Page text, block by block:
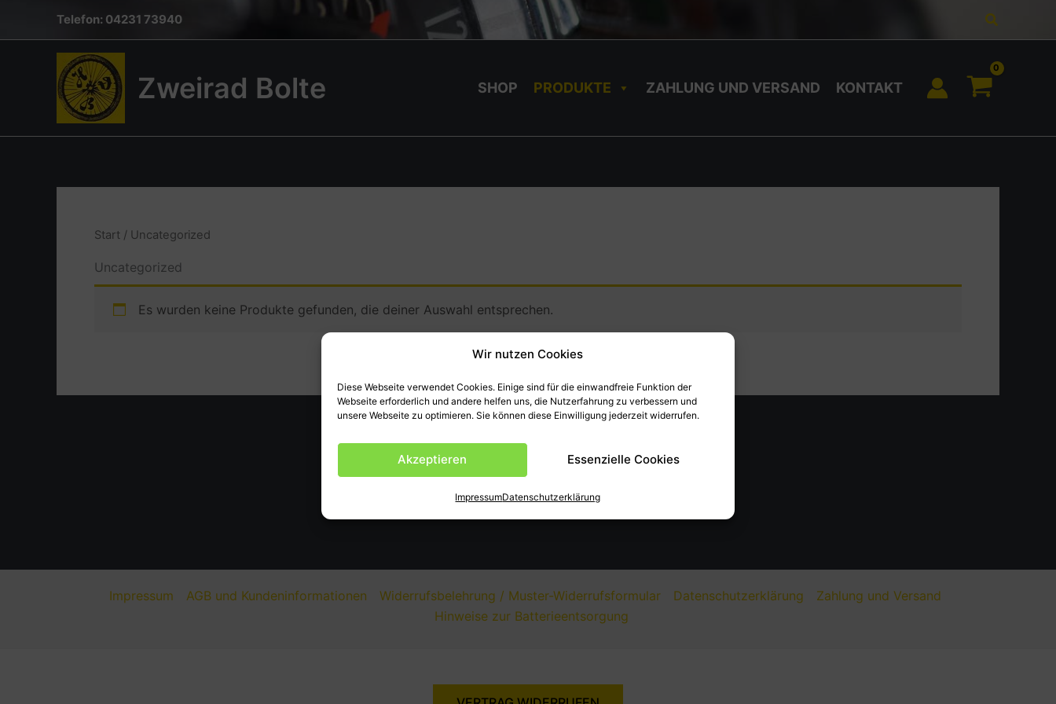
Wir nutzen Cookies
Diese Webseite verwendet Cookies. Einige sind für die einwandfreie Funktion der
Webseite erforderlich und andere helfen uns, die Nutzerfahrung zu verbessern und
unsere Webseite zu optimieren. Sie können diese Einwilligung jederzeit widerrufen.
Akzeptieren Essenzielle Cookies
ImpressumDatenschutzerklärung
Telefon: 04231 73940 Suchen
Zweirad Bolte SHOP PRODUKTE ZAHLUNG UND VERSAND KONTAKT
Start / Uncategorized
Uncategorized
Es wurden keine Produkte gefunden, die deiner Auswahl entsprechen.
Impressum AGB und Kundeninformationen Widerrufsbelehrung / Muster-Widerrufsformular Datenschutzerklärung
Zahlung und Versand
Hinweise zur Batterieentsorgung